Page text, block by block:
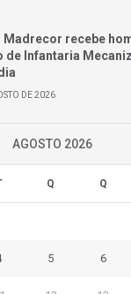
Madrecor recebe
de Infantaria
DE 2026
AGOSTO 2026
Q Q
5 6